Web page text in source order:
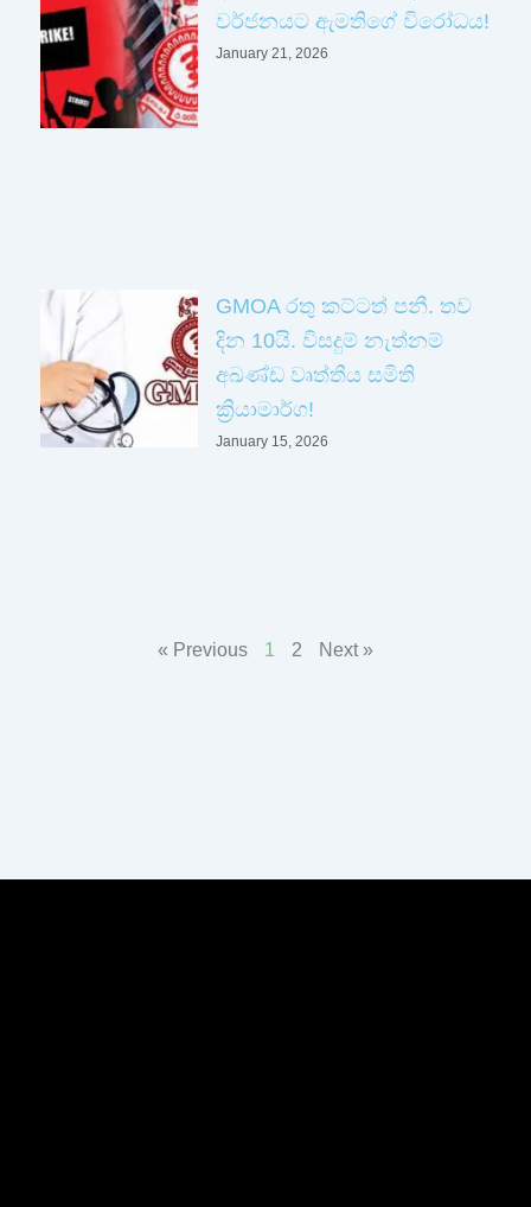
වර්ජනයට ඇමතිගේ විරෝධය!
January 21, 2026
GMOA රතු කට්ටත් පනී. තව
දින 10යි. විසදුම් නැත්නම්
අඛණ්ඩ වෘත්තීය සමිති
ක්‍රියාමාර්ග!
January 15, 2026
« Previous 1 2 Next »